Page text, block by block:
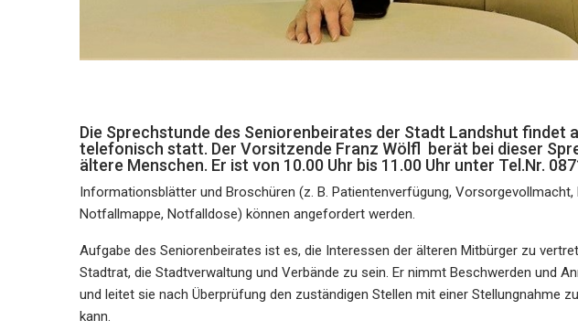
Die Sprechstunde des Seniorenbeirates der Stadt Landshut findet
telefonisch statt. Der Vorsitzende Franz Wölfl berät bei dieser
ältere Menschen. Er ist von 10.00 Uhr bis 11.00 Uhr unter Tel.Nr.
Informationsblätter und Broschüren (z. B. Patientenverfügung,
Notfallmappe, Notfalldose) können angefordert werden.
Aufgabe des Seniorenbeirates ist es, die Interessen der älteren Mitbürger zu
Stadtrat, die Stadtverwaltung und Verbände zu sein. Er nimmt Beschwerden und
und leitet sie nach Überprüfung den zuständigen Stellen mit einer Stellungnahme
kann.